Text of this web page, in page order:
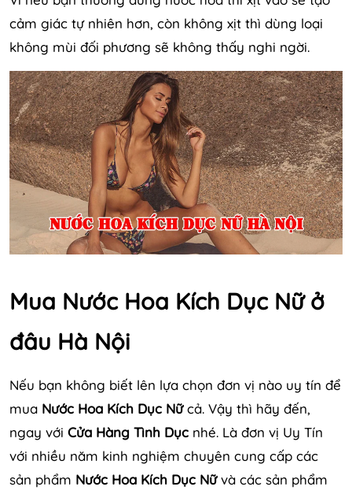
cảm giác tự nhiên hơn, còn không xịt thì dùng loại
không mùi đối phương sẽ không thấy nghi ngời.
Mua Nước Hoa Kích Dục Nữ ở
đâu Hà Nội
Nếu bạn không biết lên lựa chọn đơn vị nào uy tín để
mua Nước Hoa Kích Dục Nữcả. Vậy thì hãy đến,
ngay với Cửa Hàng Tình Dục nhé. Là đơn vị Uy Tín
với nhiều năm kinh nghiệm chuyên cung cấp các
sản phẩm Nước Hoa Kích Dục Nữvà các sản phẩm